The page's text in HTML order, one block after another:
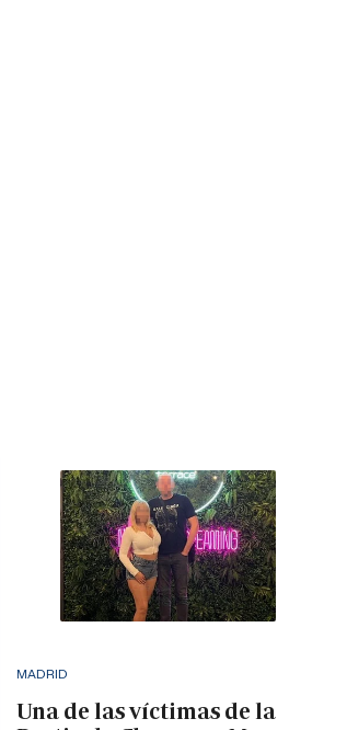
MADRID
Una de las víctimas de la